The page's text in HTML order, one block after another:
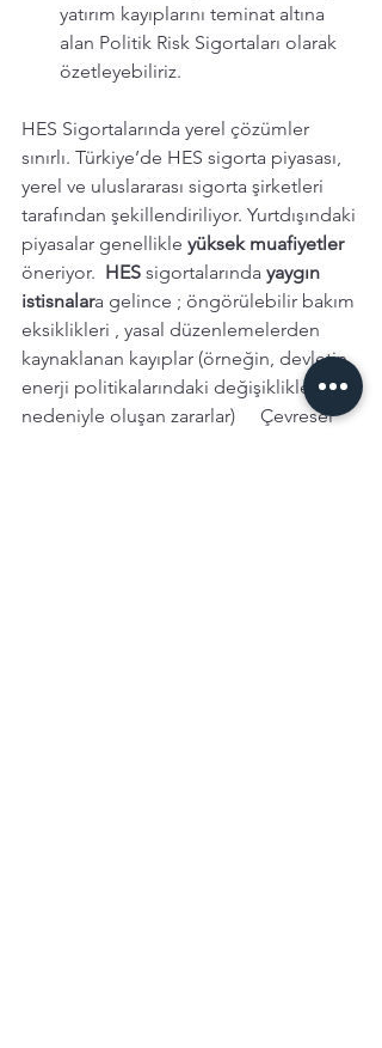
yatırım kayıplarını teminat altına
alan Politik Risk Sigortaları olarak
özetleyebiliriz.
HES Sigortalarında yerel çözümler
sınırlı. Türkiye’de HES sigorta piyasası,
yerel ve uluslararası sigorta şirketleri
tarafından şekillendiriliyor. Yurtdışındaki
piyasalar genellikle yüksek muafiyetler
öneriyor. HES sigortalarında yaygın
istisnalara gelince ; öngörülebilir bakım
eksiklikleri , yasal düzenlemelerden
kaynaklanan kayıplar (örneğin, devletin
enerji politikalarındaki değişiklikler
nedeniyle oluşan zararlar)	Çevresel